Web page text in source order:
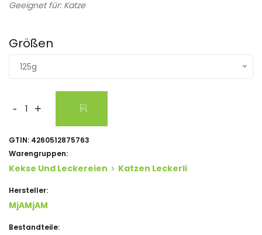
Geeignet für: Katze
Größen
125g
- +
GTIN: 4260512875763
Warengruppen:
Kekse Und Leckereien Katzen Leckerli
Hersteller:
MjAMjAM
Bestandteile: